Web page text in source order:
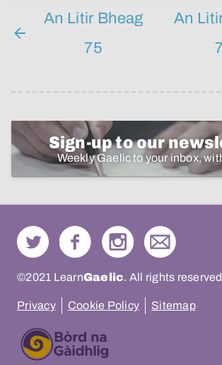
An Litir Bheag
75
An
Sign-up to our
Weekly Gaelic to your inbox,
©2021 LearnGaelic. All rights
Privacy Cookie Policy Sitemap